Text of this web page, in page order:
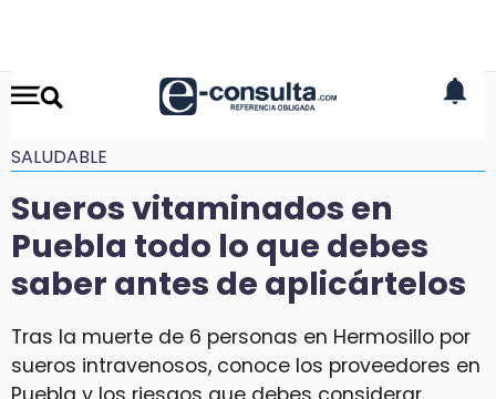
SALUDABLE
Sueros vitaminados en
Puebla todo lo que debes
saber antes de aplicártelos
Tras la muerte de 6 personas en Hermosillo por
sueros intravenosos, conoce los proveedores en